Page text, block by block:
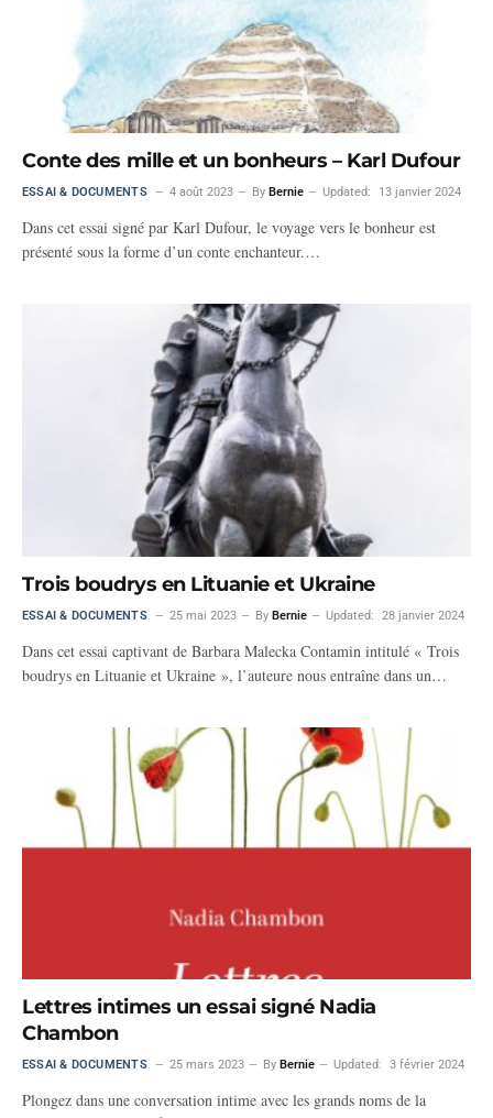
Conte des mille et un bonheurs – Karl Dufour
ESSAI & DOCUMENTS 4 août 2023 By Bernie Updated: 13 janvier 2024
Dans cet essai signé par Karl Dufour, le voyage vers le bonheur est
présenté sous la forme d’un conte enchanteur.…
Trois boudrys en Lituanie et Ukraine
ESSAI & DOCUMENTS 25 mai 2023 By Bernie Updated: 28 janvier 2024
Dans cet essai captivant de Barbara Malecka Contamin intitulé « Trois
boudrys en Lituanie et Ukraine », l’auteure nous entraîne dans un…
Lettres intimes un essai signé Nadia
Chambon
ESSAI & DOCUMENTS 25 mars 2023 By Bernie Updated: 3 février 2024
Plongez dans une conversation intime avec les grands noms de la